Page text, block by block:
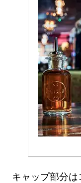
キャップ部分は